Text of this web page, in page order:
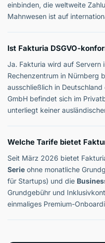
einbinden, die weltweite
Mahnwesen ist auf
Ist Fakturia DSGVO-
Ja. Fakturia wird auf Servern
Rechenzentrum in Nürnberg
ausschließlich in
GmbH befindet sich im
unterliegt keiner
Welche Tarife bietet
Seit März 2026 bietet
Serie ohne monatliche
für Startups) und die
Grundgebühr und
einmaliges Premium-